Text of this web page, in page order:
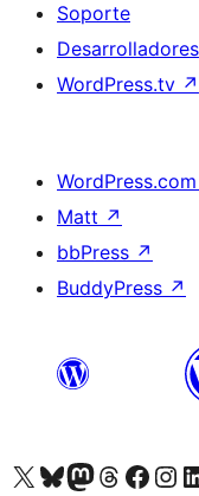
Soporte
Desarrolladores
WordPress.tv ↗
WordPress.com
Matt ↗
bbPress ↗
BuddyPress ↗
Visita nuestra cuenta de X (anteriormente Twitter)
Visita nuestra cuenta de Bluesky
Visita nuestra cuenta de Mastodon
Visita nuestra cuenta de
Visita nuestra
Visita